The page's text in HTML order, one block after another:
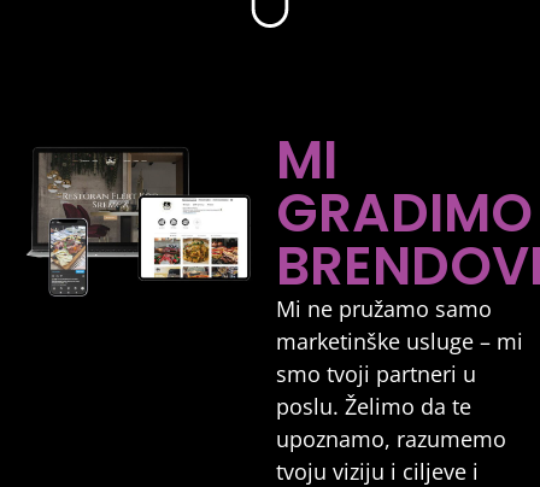
MI
GRADIMO
Mi ne pružamo samo
marketinške usluge – mi
smo tvoji partneri u
poslu. Želimo da te
upoznamo, razumemo
tvoju viziju i ciljeve i